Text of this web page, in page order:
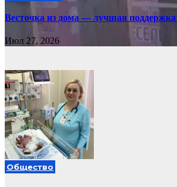
Весточка из дома — лучшая
Июл 27, 2026
Общество